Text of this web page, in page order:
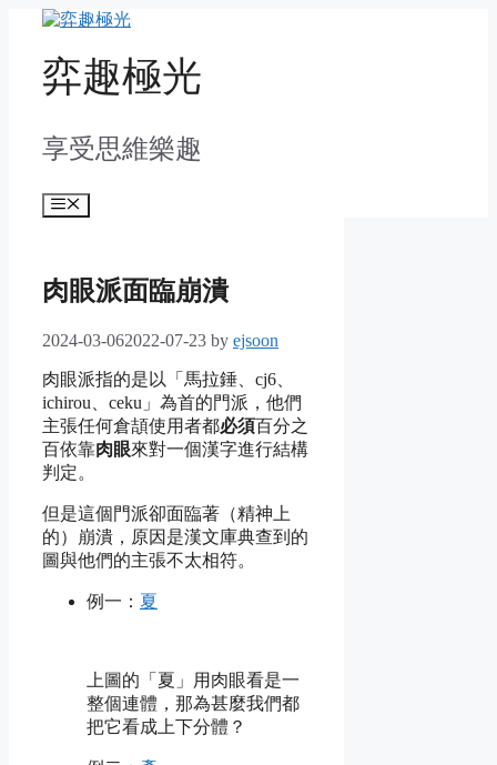
content弈趣極光
享受思維樂趣
Menu
肉眼派面臨崩潰
2024-03-062022-07-23 by ejsoon
肉眼派指的是以「馬拉錘、cj6、
ichirou、ceku」為首的門派，他們
主張任何倉頡使用者都必須百分之
百依靠肉眼來對一個漢字進行結構
判定。
但是這個門派卻面臨著（精神上
的）崩潰，原因是漢文庫典查到的
圖與他們的主張不太相符。
例一： 夏
上圖的「夏」用肉眼看是一
整個連體，那為甚麼我們都
把它看成上下分體？